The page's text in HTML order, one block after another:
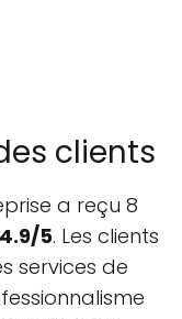
clients
a reçu 8
4.9/5. Les clients
services de